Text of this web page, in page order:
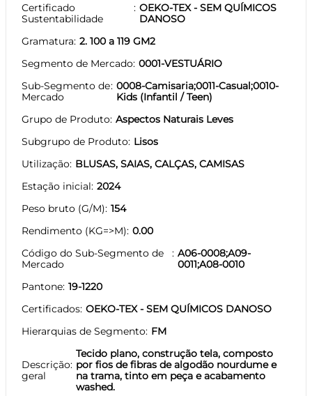
Certificado
Sustentabilidade
OEKO-TEX - SEM QUÍMICOS
DANOSO
Gramatura 2. 100 a 119 GM2
Segmento de Mercado 0001-VESTUÁRIO
Sub-Segmento de
Mercado
0008-Camisaria;0011-Casual;0010-
Kids (Infantil / Teen)
Grupo de Produto Aspectos Naturais Leves
Subgrupo de Produto Lisos
Utilização BLUSAS, SAIAS, CALÇAS, CAMISAS
Estação inicial 2024
Peso bruto (G/M) 154
Rendimento (KG=>M) 0.00
Código do Sub-Segmento de
Mercado
A06-0008;A09-
0011;A08-0010
Pantone 19-1220
Certificados OEKO-TEX - SEM QUÍMICOS DANOSO
Hierarquias de Segmento FM
Descrição
geral
Tecido plano, construção tela, composto
por fios de fibras de algodão nourdume e
na trama, tinto em peça e acabamento
washed.